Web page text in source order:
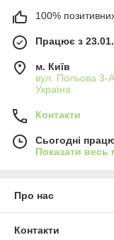
100% позитивних
Працює з
м. Київ
вул. Польова 3-
Україна
Контакти
Сьогодні
Показати весь
Про нас
Контакти